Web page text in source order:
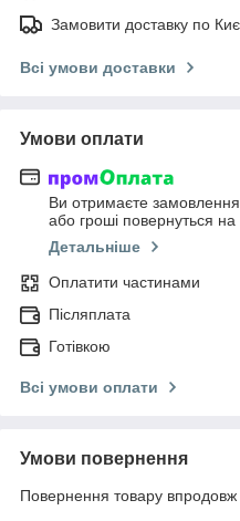
Замовити доставку по
Всі умови доставки
Умови оплати
Ви отримаєте замовлення
або гроші повернуться на
Детальніше
Оплатити частинами
Післяплата
Готівкою
Всі умови оплати
Умови повернення
Повернення товару впродовж